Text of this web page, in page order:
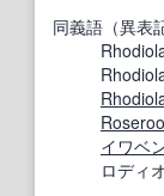
同義語（異表
イワベ
ロディ